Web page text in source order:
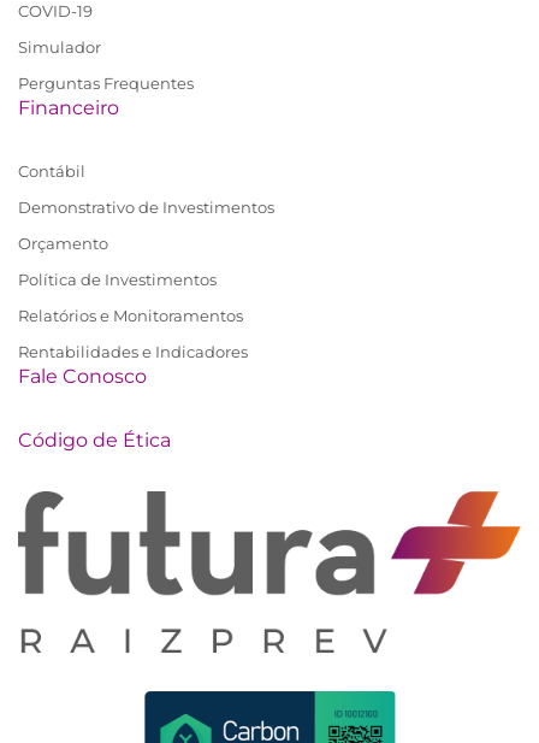
COVID-19
Simulador
Perguntas Frequentes
Financeiro
Contábil
Demonstrativo de Investimentos
Orçamento
Política de Investimentos
Relatórios e Monitoramentos
Rentabilidades e Indicadores
Fale Conosco
Código de Ética